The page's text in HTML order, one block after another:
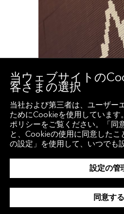
インデック
展望：債券
当ウェブサイトの
客さまの選択
当社および第三者は、ユーザー
ためにCookieを使用しています
ポリシーをご覧ください。「同
と、Cookieの使用に同意した
の設定」を使用して、いつでも
設定の管
同意する